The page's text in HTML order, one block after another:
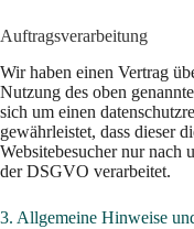
Auftragsverarbeitung
Wir haben einen Vertrag
Nutzung des oben
sich um einen
gewährleistet, dass dieser
Websitebesucher nur nach
der DSGVO verarbeitet.
3. Allgemeine Hinweise